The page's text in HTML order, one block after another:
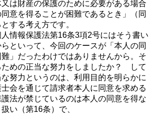
又は財産の保護のために必要がある場合
意を得ることが困難であるとき」（同
する考え方です。
人情報保護法第16条3項2号にはそう書い
といって、今回のケースが「本人の同
」だったわけではありませんから。そ
ための正当な努力をしましたか？ して
努力というのは、利用目的を明らかに
会を通じて請求者本人に同意を求める
法が禁じているのは本人の同意を得な
い（第16条）で、